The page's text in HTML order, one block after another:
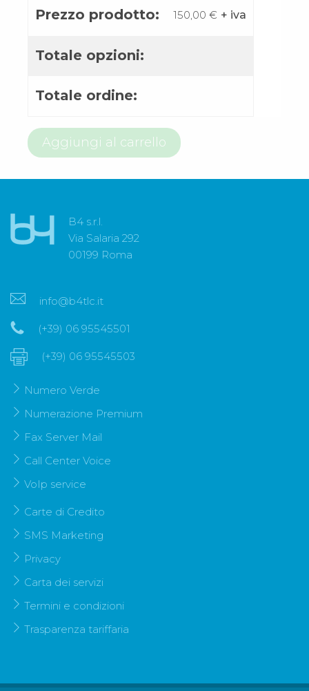
Prezzo prodotto: 150,00 € + iva
Totale opzioni:
Totale ordine:
800
58
Aggiungi al carrello
B4 s.r.l.
Via Salaria 292
00199 Roma
info@b4tlc.it
(+39) 06 95545501
(+39) 06 95545503
Numero Verde
Numerazione Premium
Fax Server Mail
Call Center Voice
VoIp service
Carte di Credito
SMS Marketing
Privacy
Carta dei servizi
Termini e condizioni
Trasparenza tariffaria